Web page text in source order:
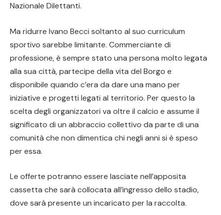
Nazionale Dilettanti.
Ma ridurre Ivano Becci soltanto al suo curriculum
sportivo sarebbe limitante. Commerciante di
professione, è sempre stato una persona molto legata
alla sua città, partecipe della vita del Borgo e
disponibile quando c’era da dare una mano per
iniziative e progetti legati al territorio. Per questo la
scelta degli organizzatori va oltre il calcio e assume il
significato di un abbraccio collettivo da parte di una
comunità che non dimentica chi negli anni si è speso
per essa.
Le offerte potranno essere lasciate nell’apposita
cassetta che sarà collocata all’ingresso dello stadio,
dove sarà presente un incaricato per la raccolta.